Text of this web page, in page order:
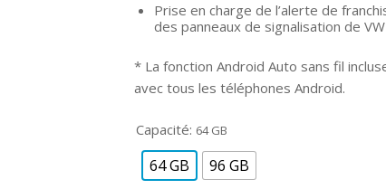
Prise en charge de l’alerte de
des panneaux de signalisation de
* La fonction Android Auto sans fil
avec tous les téléphones Android.
Capacité: 64 GB
64 GB 96 GB